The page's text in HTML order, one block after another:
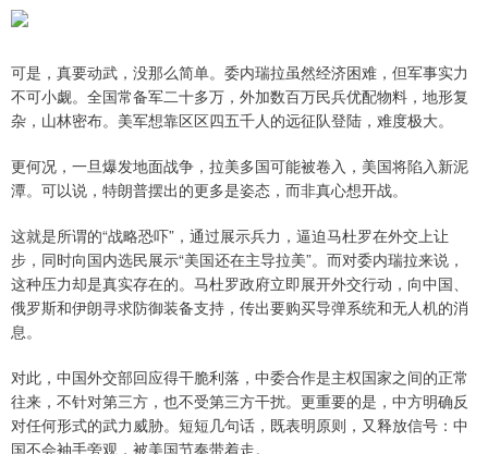
可是，真要动武，没那么简单。委内瑞拉虽然经济困难，但军事实力
不可小觑。全国常备军二十多万，外加数百万民兵优配物料，地形复
杂，山林密布。美军想靠区区四五千人的远征队登陆，难度极大。
更何况，一旦爆发地面战争，拉美多国可能被卷入，美国将陷入新泥
潭。可以说，特朗普摆出的更多是姿态，而非真心想开战。
这就是所谓的“战略恐吓”，通过展示兵力，逼迫马杜罗在外交上让
步，同时向国内选民展示“美国还在主导拉美”。而对委内瑞拉来说，
这种压力却是真实存在的。马杜罗政府立即展开外交行动，向中国、
俄罗斯和伊朗寻求防御装备支持，传出要购买导弹系统和无人机的消
息。
对此，中国外交部回应得干脆利落，中委合作是主权国家之间的正常
往来，不针对第三方，也不受第三方干扰。更重要的是，中方明确反
对任何形式的武力威胁。短短几句话，既表明原则，又释放信号：中
国不会袖手旁观，被美国节奏带着走。